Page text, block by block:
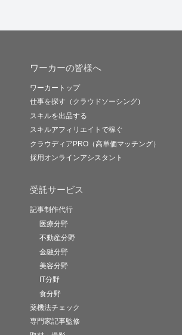
ワーカーの皆様へ
ワーカートップ
仕事を探す（クラウドソーシング）
スキルを出品する
スキルアフィリエイトで稼ぐ
クラウディアPRO（高単価マッチング）
採用オンラインアシスタント
受託サービス
記事制作代行
医療分野
不動産分野
金融分野
美容分野
IT分野
食分野
薬機法チェック
専門家記事監修